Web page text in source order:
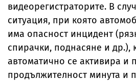
видеорегистраторите. В
ситуация, при която
има опасност инцидент
спирачки, поднасяне и др.),
автоматично се активира и
продължителност минута и